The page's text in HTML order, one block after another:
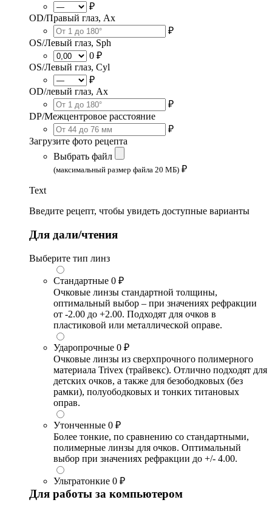
₽
OD/Правый глаз, Ax
₽
OS/Левый глаз, Sph
0 ₽
OS/Левый глаз, Cyl
₽
OD/левый глаз, Ax
₽
DP/Межцентровое расстояние
₽
Загрузите фото рецепта
Выбрать файл
(максимальный размер файла 20 МБ) ₽
Text
Введите рецепт, чтобы увидеть доступные варианты
Для дали/чтения
Выберите тип линз
Стандартные 0 ₽
Очковые линзы стандартной толщины,
оптимальный выбор – при значениях рефракции
от -2.00 до +2.00. Подходят для очков в
пластиковой или металлической оправе.
Ударопрочные 0 ₽
Очковые линзы из сверхпрочного полимерного
материала Trivex (трайвекс). Отлично подходят для
детских очков, а также для безободковых (без
рамки), полуободковых и тонких титановых
оправ.
Утонченные 0 ₽
Более тонкие, по сравнению со стандартными,
полимерные линзы для очков. Оптимальный
выбор при значениях рефракции до +/- 4.00.
Ультратонкие 0 ₽
Для работы за компьютером